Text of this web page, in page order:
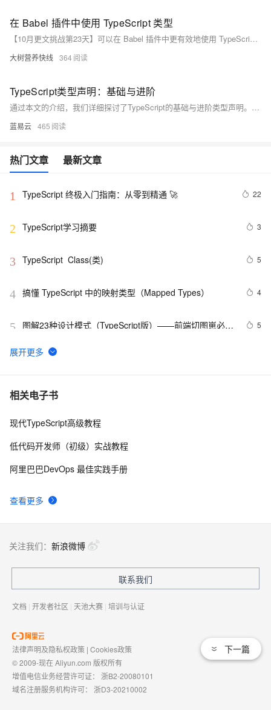
在 Babel 插件中使用 TypeScript 类型
【10月更文挑战第23天】可以在 Babel 插件中更有效地使用 TypeScript 类型，提高插件的开发效率和质量，减少潜在的类型错误。同时，也有助于提升代码的可理解性和可维护性，使插件的功能更易于扩展和升级。
大树营养快线 364
TypeScript类型声明：基础与进阶
通过本文的介绍，我们详细探讨了TypeScript的基础与进阶类型声明。从基本数据类型到复杂的泛型和高级类型，TypeScript提供了丰富的工具来确保代码的类型安全和可维护性。掌握这些类型声明能够帮助开发者编写更加健壮和高效的代码，提高开发效率和代码质量。希望本文能为您在使用TypeScript时提供实用的参考和指导。
蓝易云 465
热门文章 最新文章
1 TypeScript 终极入门指南：从零到精通 🚀 22
2 TypeScript学习摘要 3
3 TypeScript  Class(类) 5
4 搞懂 TypeScript 中的映射类型（Mapped Types） 4
5
图解23种设计模式（TypeScript版）——前端切图崽必修
5
6
使用React、TypeScript和Ant Design构建现代化前端应
7 TypeScript Generics(泛型)
8 JS超集对TypeScript的Map对象以及联合类型的深入实战
相关电子书
查看更多
现代TypeScript高级教程
低代码开发师（初级）实战教程
阿里巴巴DevOps 最佳实践手册
下一篇
关注我们： 新浪微博
联系我们
文档 | 开发者社区 | 天池大赛 | 培训与认证
法律声明及隐私权政策 | Cookies政策
© 2009-现在 Aliyun.com 版权所有
增值电信业务经营许可证： 浙B2-20080101
域名注册服务机构许可： 浙D3-20210002